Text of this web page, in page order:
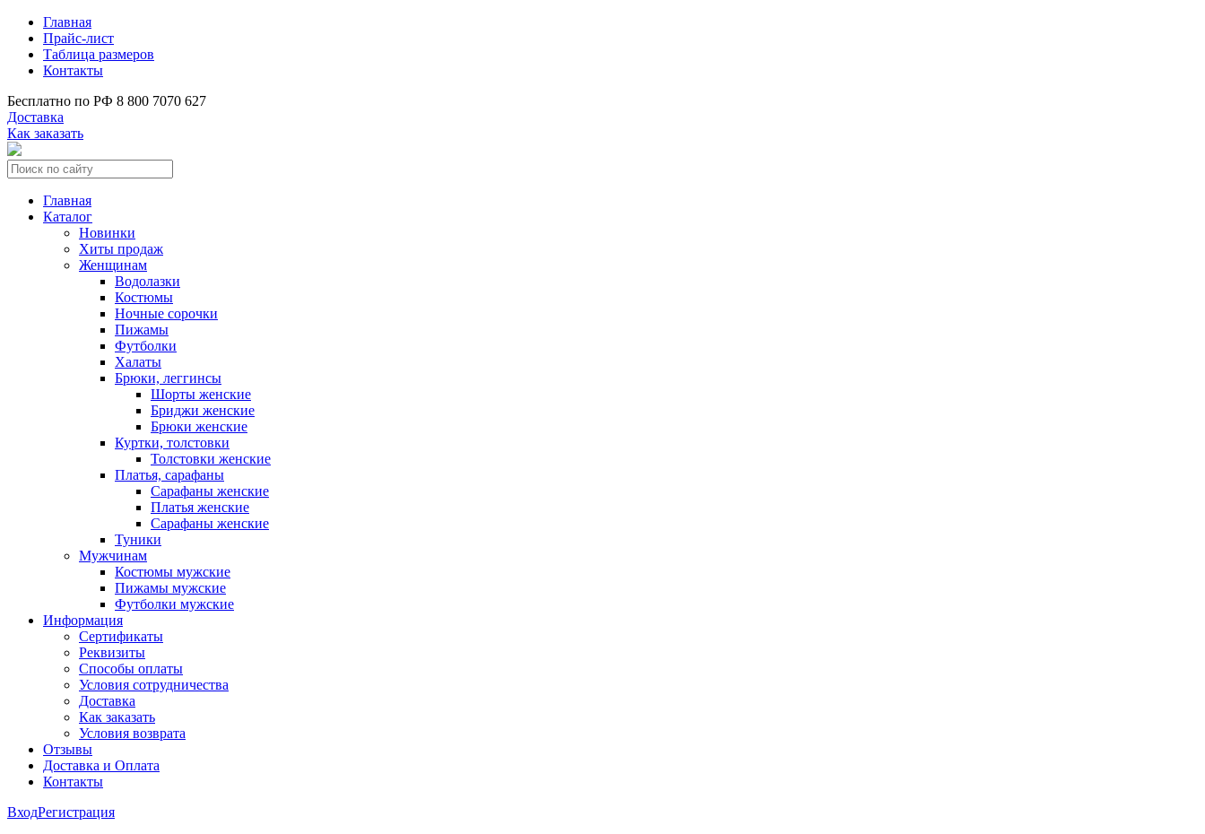
Главная
Прайс-лист
Таблица размеров
Контакты
Бесплатно по РФ 8 800 7070 627
Доставка
Как заказать
Главная
Каталог
Новинки
Хиты продаж
Женщинам
Водолазки
Костюмы
Ночные сорочки
Пижамы
Футболки
Халаты
Брюки, леггинсы
Шорты женские
Бриджи женские
Брюки женские
Куртки, толстовки
Толстовки женские
Платья, сарафаны
Сарафаны женские
Платья женские
Сарафаны женские
Туники
Мужчинам
Костюмы мужские
Пижамы мужские
Футболки мужские
Информация
Сертификаты
Реквизиты
Способы оплаты
Условия сотрудничества
Доставка
Как заказать
Условия возврата
Отзывы
Доставка и Оплата
Контакты
ВходРегистрация